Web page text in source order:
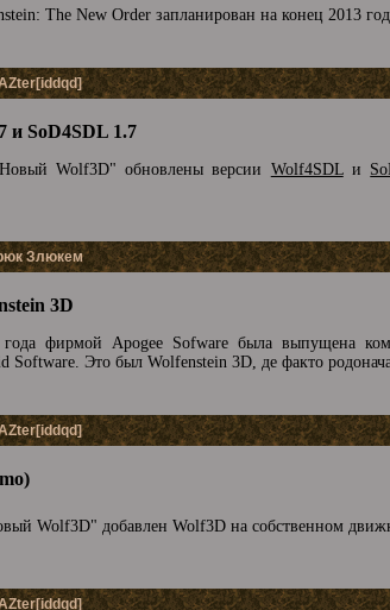
The New Order запланирован на конец 2013
и SoD4SDL 1.7
Wolf3D" обновлены версии Wolf4SDLи
Злюкем
3D
фирмой Apogee Sofware была выпущена
Software. Это был Wolfenstein 3D, де факто
Wolf3D" добавлен Wolf3D на собственном